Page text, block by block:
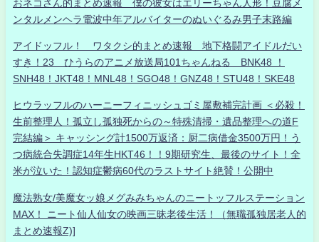
おネコさん的まとめ速報 僕の彼女はエリーちゃん人形！豆腐メ
ンタルメンヘラ電波中年アルバイターのぬいぐるみ男子末路編
アイドッフル！ ワタクシ的まとめ速報 地下格闘アイドルだい
すき！23 ひうらのアニメ放送局101ちゃんねる BNK48 ！
SNH48！JKT48！MNL48！SGO48！GNZ48！STU48！SKE48
ヒウラッフルのハーニーフィニッシュゴミ屋敷補完計画 ＜必殺！
生前整理人！孤立し孤独死からの～特殊清掃・遺品整理への道F
完結編＞ キャッシング計1500万返済：厨二病借金3500万円！う
つ病統合失調症14年生HKT46！！9期研究生、最後のサイト！全
米が泣いた！認知症鬱病60代のラストサイト絶賛！公開中
魔法熟女/美魔女ッ娘メグみみちゃんのニートッフルステーション
MAX！ ニート仙人仙女の映画三昧老後生活！（無職孤独居老人的
まとめ速報Z)]